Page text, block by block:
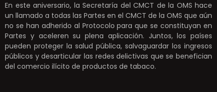
En este aniversario, la Secretaría del CMCT de la OMS hace
un llamado a todas las Partes en el CMCT de la OMS que aún
no se han adherido al Protocolo para que se constituyan en
Partes y aceleren su plena aplicación. Juntos, los países
pueden proteger la salud pública, salvaguardar los ingresos
públicos y desarticular las redes delictivas que se benefician
del comercio ilícito de productos de tabaco.